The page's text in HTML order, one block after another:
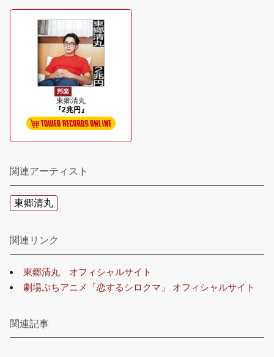
邦楽
東郷清丸
『2兆円』
関連アーティスト
東郷清丸
関連リンク
東郷清丸 オフィシャルサイト
劇場ぷちアニメ「恋するシロクマ」 オフィシャルサイト
関連記事